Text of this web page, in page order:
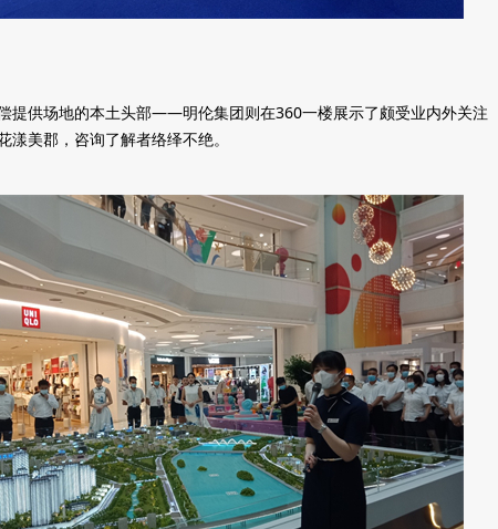
提供场地的本土头部——明伦集团则在360一楼展示了颇受业内外关注
美郡，咨询了解者络绎不绝。